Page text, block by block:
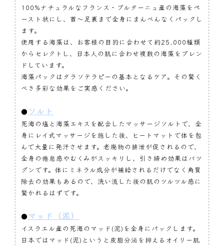
100%ナチュラルなフランス・ブルターニュ産の海藻をペ
ースト状にし、首～足裏まで全身にまんべんなくパックし
ます。
使用する海藻は、お客様の目的に合わせて約25,000種類
からセレクトし、日本人の肌に合わせ複数の海藻をブレン
ドしています。
海藻パックはタラソテラピーの基本となるケア。その驚く
べき多彩な効果をご実感ください。
● ソルト
死海の塩と海藻エキスを配合したマッサージソルトで、全
身にレイ式マッサージを施した後、ヒートマットで体を包
んで大量に発汗させます。老廃物の排泄が促されるので、
全身の倦怠感やむくみがスッキリし、引き締め効果はバツ
グンです。体にミネラル成分が補給されるだけでなく角質
除去の効果もあるので、洗い流した後の肌のツルツル感に
驚かれるはずです。
● マッド（泥）
イスラエル産の死海のマッド(泥)を全身にパックします。
日本ではマッド(泥)というと皮脂分泌を抑えるオイリー肌